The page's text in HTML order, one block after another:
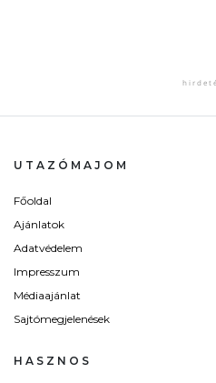
UTAZÓMAJOM
Főoldal
Ajánlatok
Adatvédelem
Impresszum
Médiaajánlat
Sajtómegjelenések
HASZNOS